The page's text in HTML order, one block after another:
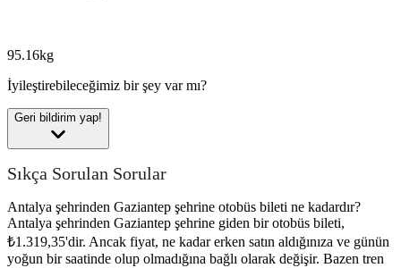
95.16kg
İyileştirebileceğimiz bir şey var mı?
Geri bildirim yap!
Sıkça Sorulan Sorular
Antalya şehrinden Gaziantep şehrine otobüs bileti ne kadardır?
Antalya şehrinden Gaziantep şehrine giden bir otobüs bileti,
₺1.319,35'dir. Ancak fiyat, ne kadar erken satın aldığınıza ve günün
yoğun bir saatinde olup olmadığına bağlı olarak değişir. Bazen tren